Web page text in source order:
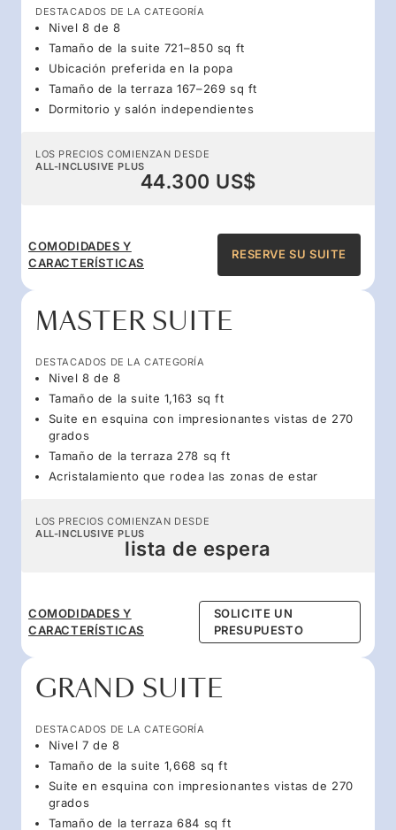
DESTACADOS DE LA CATEGORÍA
Nivel 8 de 8
Tamaño de la suite 721–850 sq ft
Ubicación preferida en la popa
Tamaño de la terraza 167–269 sq ft
Dormitorio y salón independientes
LOS PRECIOS COMIENZAN DESDE
ALL-INCLUSIVE PLUS
44.300 US$
COMODIDADES Y
CARACTERÍSTICAS
RESERVE SU SUITE
MASTER SUITE
DESTACADOS DE LA CATEGORÍA
Nivel 8 de 8
Tamaño de la suite 1,163 sq ft
Suite en esquina con impresionantes vistas de 270
grados
Tamaño de la terraza 278 sq ft
Acristalamiento que rodea las zonas de estar
LOS PRECIOS COMIENZAN DESDE
ALL-INCLUSIVE PLUS
lista de espera
COMODIDADES Y
CARACTERÍSTICAS
SOLICITE UN
PRESUPUESTO
GRAND SUITE
DESTACADOS DE LA CATEGORÍA
Nivel 7 de 8
Tamaño de la suite 1,668 sq ft
Suite en esquina con impresionantes vistas de 270
grados
Tamaño de la terraza 684 sq ft